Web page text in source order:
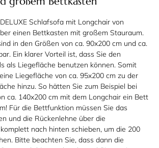
Schlafsofa mit Longchair von
einen Bettkasten mit großem Stauraum.
in den Größen von ca. 90x200 cm und ca.
Ein klarer Vorteil ist, dass Sie den
als Liegefläche benutzen können. Somit
Liegefläche von ca. 95x200 cm zu der
hinzu. So hätten Sie zum Beispiel bei
ca. 140x200 cm mit dem Longchair ein Bett
Für die Bettfunktion müssen Sie das
und die Rückenlehne über die
nach hinten schieben, um die 200
Bitte beachten Sie, dass dann die